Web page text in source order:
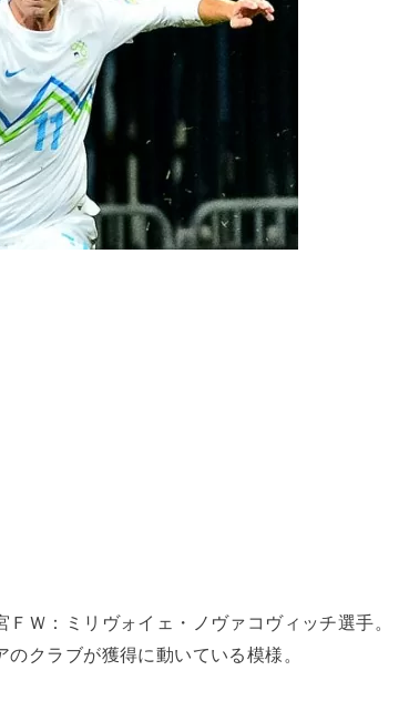
Ｗ：ミリヴォイェ・ノヴァコヴィッチ選手。
クラブが獲得に動いている模様。